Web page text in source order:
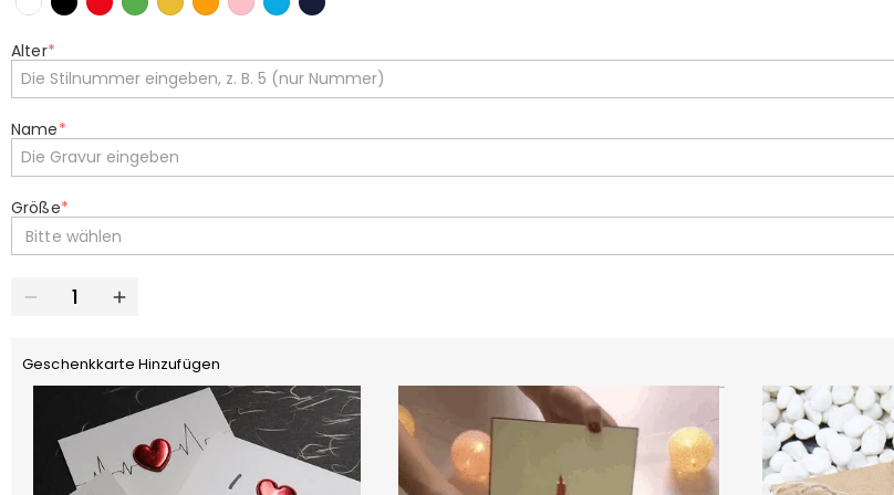
Alter*
Name*
Größe*
Bitte wählen
Geschenkkarte Hinzufügen